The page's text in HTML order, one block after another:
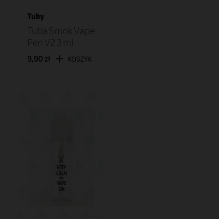
Tuby
Tuba Smok Vape
Pen V2 3 ml
9,90 zł KOSZYK